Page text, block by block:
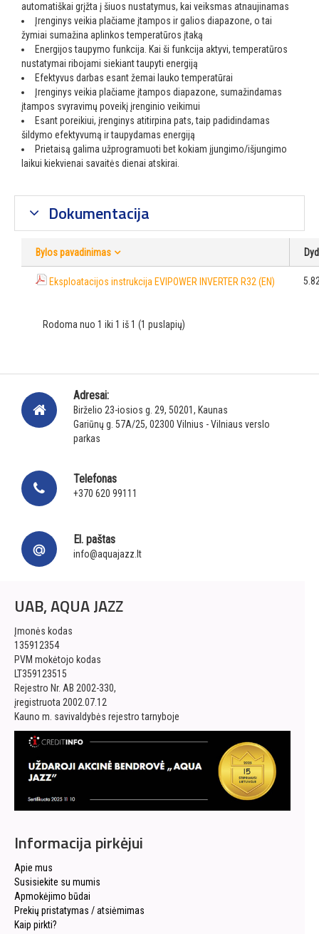
automatiškai grįžta į šiuos nustatymus, kai veiksmas atnaujinamas
Įrenginys veikia plačiame įtampos ir galios diapazone, o tai
žymiai sumažina aplinkos temperatūros įtaką
Energijos taupymo funkcija. Kai ši funkcija aktyvi, temperatūros
nustatymai ribojami siekiant taupyti energiją
Efektyvus darbas esant žemai lauko temperatūrai
Įrenginys veikia plačiame įtampos diapazone, sumažindamas
įtampos svyravimų poveikį įrenginio veikimui
Esant poreikiui, įrenginys atitirpina pats, taip padidindamas
šildymo efektyvumą ir taupydamas energiją
Prietaisą galima užprogramuoti bet kokiam įjungimo/išjungimo
laikui kiekvienai savaitės dienai atskirai.
Dokumentacija
Bylos pavadinimas
Eksploatacijos instrukcija EVIPOWER INVERTER R32 (EN)
Rodoma nuo 1 iki 1 iš 1 (1 puslapių)
Adresai:
Birželio 23-iosios g. 29, 50201, Kaunas
Gariūnų g. 57A/25, 02300 Vilnius - Vilniaus verslo
parkas
Telefonas
+370 620 99111
El. paštas
info@aquajazz.lt
UAB, AQUA JAZZ
Įmonės kodas
135912354
PVM mokėtojo kodas
LT359123515
Rejestro Nr. AB 2002-330,
įregistruota 2002.07.12
Kauno m. savivaldybės rejestro tarnyboje
Informacija pirkėjui
Apie mus
Susisiekite su mumis
Apmokėjimo būdai
Prekių pristatymas / atsiėmimas
Kaip pirkti?